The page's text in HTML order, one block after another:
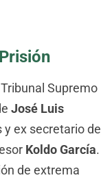
Supremo
José Luis
y ex secretario de
Koldo García.
de extrema